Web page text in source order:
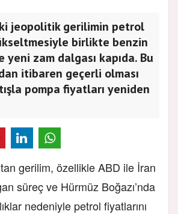
jeopolitik gerilimin petrol
birlikte benzin
zam dalgası kapıda. Bu
itibaren geçerli olması
pompa fiyatları yeniden
gerilim, özellikle ABD ile İran
süreç ve Hürmüz Boğazı’nda
nedeniyle petrol fiyatlarını